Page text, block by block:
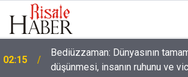
01:45 Paçalarını yerde sürünmeyecek